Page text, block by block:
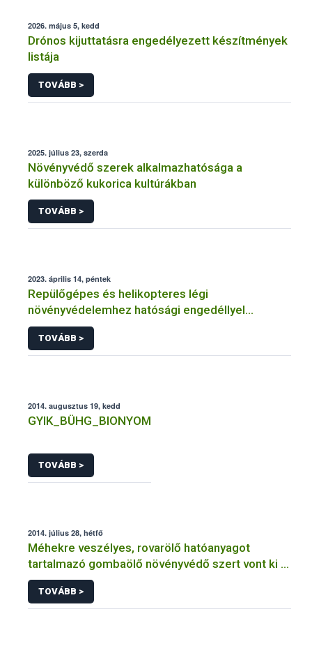
2026. május 5, kedd
Drónos kijuttatásra engedélyezett készítmények
listája
TOVÁBB >
2025. július 23, szerda
Növényvédő szerek alkalmazhatósága a
különböző kukorica kultúrákban
TOVÁBB >
2023. április 14, péntek
Repülőgépes és helikopteres légi
növényvédelemhez hatósági engedéllyel
rendelkező szervezetek
TOVÁBB >
2014. augusztus 19, kedd
GYIK_BÜHG_BIONYOM
TOVÁBB >
2014. július 28, hétfő
Méhekre veszélyes, rovarölő hatóanyagot
tartalmazó gombaölő növényvédő szert vont ki a
forgalomból a NÉBIH
TOVÁBB >